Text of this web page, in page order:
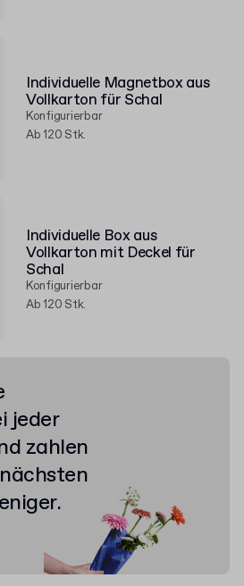
Individuelle Magnetbox aus
Vollkarton für Schal
Konfigurierbar
Ab 120 Stk.
Individuelle Box aus
Vollkarton mit Deckel für
Schal
Konfigurierbar
Ab 120 Stk.
jeder
zahlen